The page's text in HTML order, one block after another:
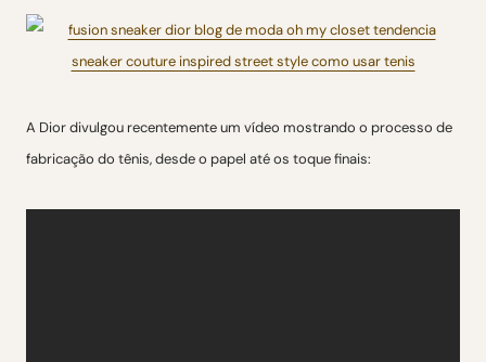
A Dior divulgou recentemente um vídeo mostrando o processo de
fabricação do tênis, desde o papel até os toque finais: